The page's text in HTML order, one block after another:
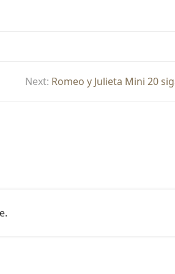
Next: Romeo y Julieta Mini 20
.